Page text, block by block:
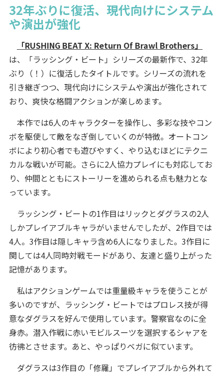
32年ぶりに復活、現代向けにシステム
や演出が強化
「RUSHING BEAT X: Return Of Brawl Brothers」
は、「ラッシング・ビート」シリーズの最新作で、32年
ぶり（！）に復活したタイトルです。シリーズの流れを
引き継ぎつつ、現代向けにシステムや演出が強化されて
おり、爽快な格闘アクションが楽しめます。
本作では6人のキャラクターを操作し、多彩な技やコン
ボを駆使して敵をなぎ倒していくのが特徴。オートコン
ボにより初心者でも遊びやすく、やり込むほどにテクニ
カルな戦いが可能。さらに2人協力プレイにも対応してお
り、仲間とともにストーリーを進められる点も魅力とな
っています。
ラッシング・ビートの1作目はリックとダグラスの2人
しかプレイアブルキャラがいませんでしたが、2作目では
4人。3作目は隠しキャラ含め6人になりました。3作目に
関しては4人同時対戦モードがあり、友達と盛り上がった
記憶があります。
私はアクションゲームでは重量級キャラを使うことが
多いのですが、ラッシング・ビートではプロレス技が得
意なダグラスを好んで使用しています。警察官なのに全
身赤。潜入作戦に赤いモビルスーツを選択するシャアを
彷彿とさせます。あと、やっぱりベガに似ています。
ダグラスは3作目の「修羅」でプレイアブルから外れて